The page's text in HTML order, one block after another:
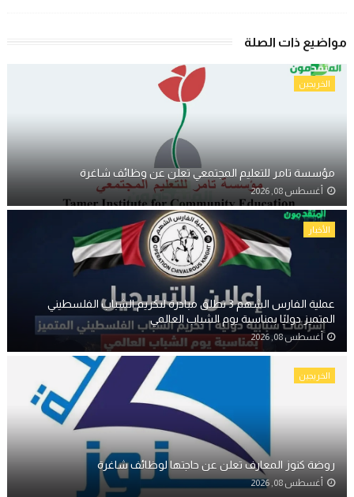
مواضيع ذات الصلة
الخريجين
مؤسسة تامر للتعليم المجتمعي تعلن عن وظائف شاغرة
أغسطس 08, 2026
الأخبار
عملية الفارس الشهم 3 تطلق مبادرة لتكريم الشباب الفلسطيني
المتميز دوليًا بمناسبة يوم الشباب العالمي
أغسطس 08, 2026
الخريجين
روضة كنوز المعارف تعلن عن حاجتها لوظائف شاغرة
أغسطس 08, 2026